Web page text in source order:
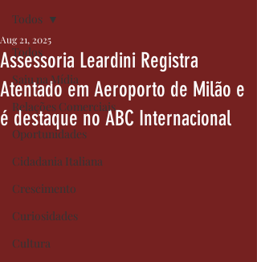
Todos
Saiu na Mídia
Relações Comerciais
Oportunidades
Cidadania Italiana
Crescimento
Curiosidades
Cultura
Todos
Assessoria Leardini Registra
Atentado em Aeroporto de Milão e
é destaque no ABC Internacional
Aug 21, 2025